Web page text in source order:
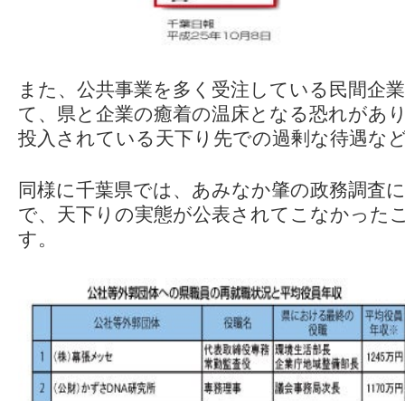
また、公共事業を多く受注している民間企
て、県と企業の癒着の温床となる恐れがあ
投入されている天下り先での過剰な待遇な
同様に千葉県では、あみなか肇の政務調査
で、天下りの実態が公表されてこなかった
す。